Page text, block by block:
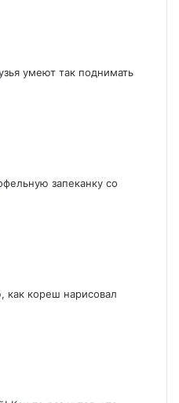
умеют так поднимать
запеканку со
кореш нарисовал